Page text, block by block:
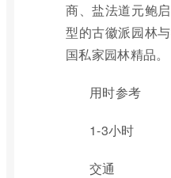
商、盐法道元鲍
型的古徽派园林
国私家园林精品。
用时参考
1-3小时
交通